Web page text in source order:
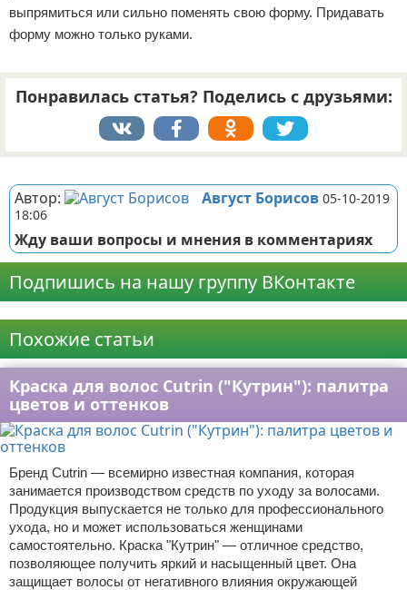
выпрямиться или сильно поменять свою форму. Придавать
форму можно только руками.
Понравилась статья? Поделись с друзьями:
Автор: Август Борисов 05-10-2019
18:06
Жду ваши вопросы и мнения в комментариях
Подпишись на нашу группу ВКонтакте
Похожие статьи
Краска для волос Cutrin ("Кутрин"): палитра
цветов и оттенков
Бренд Cutrin — всемирно известная компания, которая
занимается производством средств по уходу за волосами.
Продукция выпускается не только для профессионального
ухода, но и может использоваться женщинами
самостоятельно. Краска "Кутрин" — отличное средство,
позволяющее получить яркий и насыщенный цвет. Она
защищает волосы от негативного влияния окружающей